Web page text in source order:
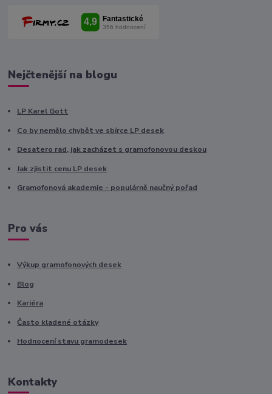
Nejčtenější na blogu
LP Karel Gott
Co by nemělo chybět ve sbírce LP desek
Desatero rad, jak zacházet s gramofonovou deskou
Jak zjistit cenu LP desek
Gramofonová akademie - populárně naučný pořad
Pro vás
Výkup gramofonových desek
Blog
Kariéra
Často kladené otázky
Hodnocení stavu gramodesek
Kontakty